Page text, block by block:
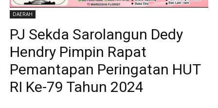
DAERAH
PJ Sekda Sarolangun Dedy
Hendry Pimpin Rapat
Pemantapan Peringatan HUT
RI Ke-79 Tahun 2024